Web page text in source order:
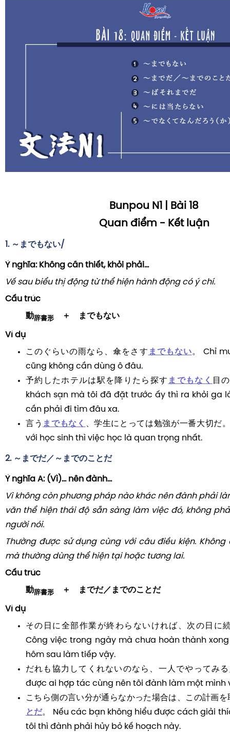
Bunpou N1 | Bài 18
Quan điểm - Kết luận
1. ～までもない/
Ý nghĩa: Không cần thiết, khỏi phải...
Vế sau biểu thị động từ thể hiện hành động có ý chí.
Cấu trúc
動辞書形 ＋ までもない
Ví dụ
このぐらいの雨なら、傘をさす までもない。 Chỉ
cũng không cần dùng ô đâu.
予約したホテルは駅を降りたら探す までもなく 目
khách sạn mà tôi đã đặt trước ấy thì ra khỏi ga
cần phải đi tìm đâu xa.
言う までもなく 、学生にとっては勉強が一番大切だ
với học sinh thì việc học là quan trọng nhất.
2. ～までだ／～までのことだ
Ý nghĩa A: (Vì)... nên đành...
Vì không còn phương pháp nào khác nên đành phải
văn thể hiện thái độ sẵn sàng làm việc đó, không
người nói.
Thường được sử dụng cùng với câu điều kiện.
mà thường dùng thể hiện tại hoặc tương lai.
Cấu trúc
動辞書形 ＋ までだ／ までのことだ
Ví dụ
その日に全部作業が終わらないければ、次の日に
Công việc trong ngày mà chưa hoàn thành
hôm sau làm tiếp vậy.
だれも協力してくれないのなら、一人でやってみる
được ai hợp tác cùng nên tôi đành làm một mình
こちら側の言い分が通らなかった場合は、この計画を
とだ。 Nếu các bạn không hiểu được cách giải
tôi thì đành phải hủy bỏ kế hoạch này.